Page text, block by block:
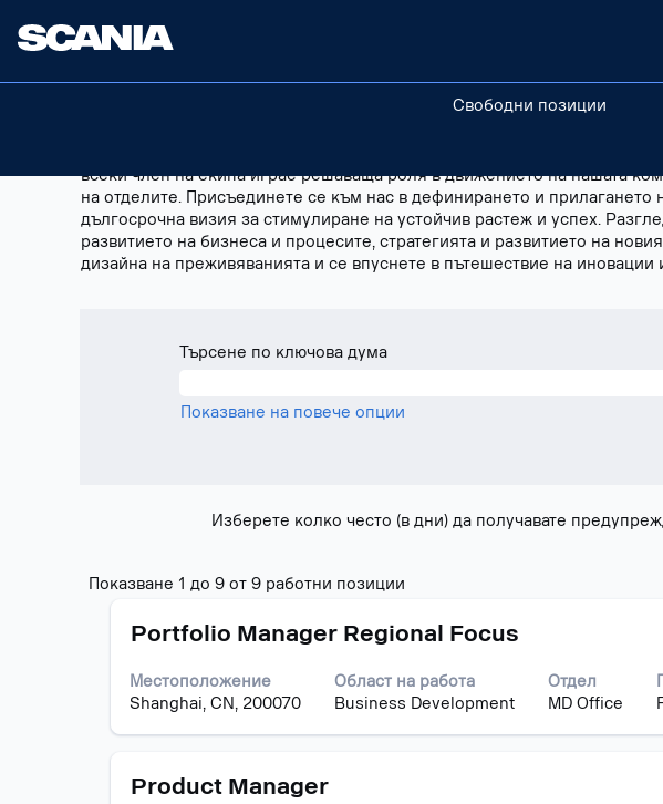
Свободни позиции
Business
BG
и възможности за хора с различни умения и амбиции. Ние вярваме в
всеки член на екипа играе решаваща роля в движението на нашата
на отделите. Присъединете се към нас в дефинирането и прилагането
дългосрочна визия за стимулиране на устойчив растеж и успех.
развитието на бизнеса и процесите, стратегията и развитието на
дизайна на преживяванията и се впуснете в пътешествие на
Търсене по ключова дума
Показване на повече опции
Изберете колко често (в дни) да получавате
Показване 1 до 9 от 9 работни позиции
търсене
Показване
до
Позиция
Portfolio Manager Regional Focus
Местоположение
Shanghai, CN, 200070
Област на работа
Business Development
Отдел
MD Office
Изберете
бутона
за
интервал,
за
прегледате
Позиция
Product Manager
Изберете